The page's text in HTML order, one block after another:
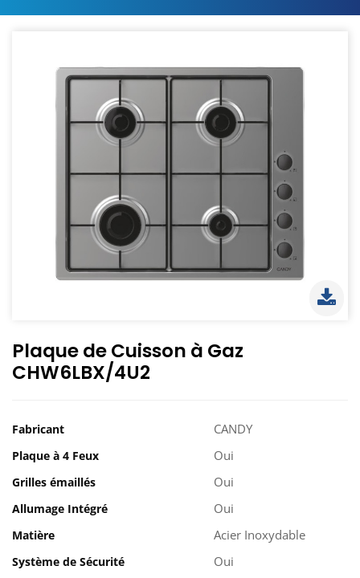
Plaque de Cuisson à Gaz
CHW6LBX/4U2
Fabricant CANDY
Plaque à 4 Feux Oui
Grilles émaillés Oui
Allumage Intégré Oui
Matière Acier Inoxydable
Système de Sécurité Oui